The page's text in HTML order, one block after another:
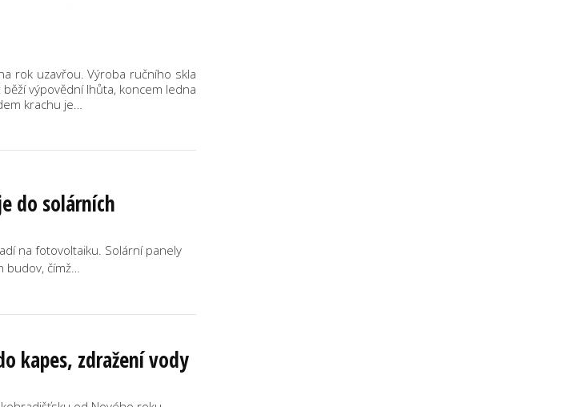
rok uzavřou. Výroba ručního skla
výpovědní lhůta, koncem ledna
krachu je…
do solárních
na fotovoltaiku. Solární panely
budov, čímž…
kapes, zdražení vody